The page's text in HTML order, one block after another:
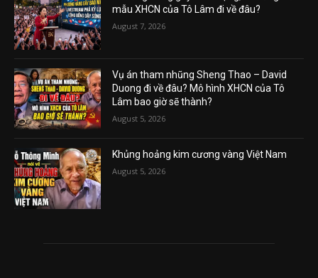
mẫu XHCN của Tô Lâm đi về đâu?
August 7, 2026
Vụ án tham nhũng Sheng Thao – David
Duong đi về đâu? Mô hình XHCN của Tô
Lâm bao giờ sẽ thành?
August 5, 2026
Khủng hoảng kim cương vàng Việt Nam
August 5, 2026